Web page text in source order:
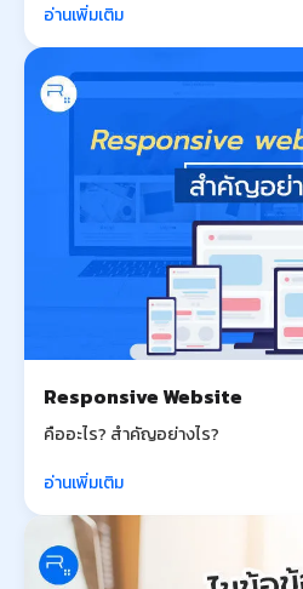
อ่านเพิ่มเติม
Responsive Website
คืออะไร? สำคัญอย่างไร?
อ่านเพิ่มเติม